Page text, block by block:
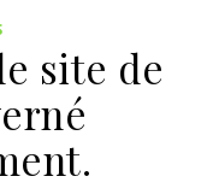
site de